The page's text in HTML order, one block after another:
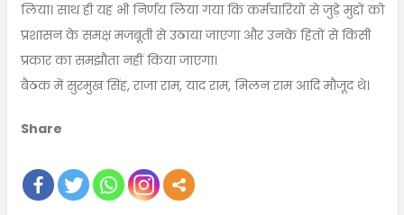
लिया। साथ ही यह भी निर्णय लिया गया कि कर्मचारियों से जुड़े मुद्दों को
प्रशासन के समक्ष मजबूती से उठाया जाएगा और उनके हितों से किसी
प्रकार का समझौता नहीं किया जाएगा।
बैठक में सुरमुख सिंह, राजा राम, याद राम, मिलन राम आदि मौजूद थे।
Share